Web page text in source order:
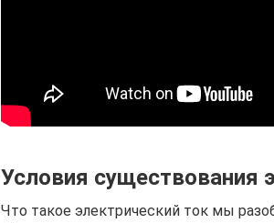
Условия существования
Что такое электрический ток мы